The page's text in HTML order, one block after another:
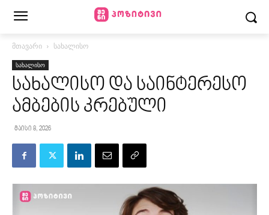
მთავარი სახალისო
სახალისო
სახალისო და საინტერესო
ამბების კრებული
მაისი 8, 2026